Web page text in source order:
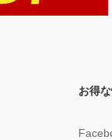
お得